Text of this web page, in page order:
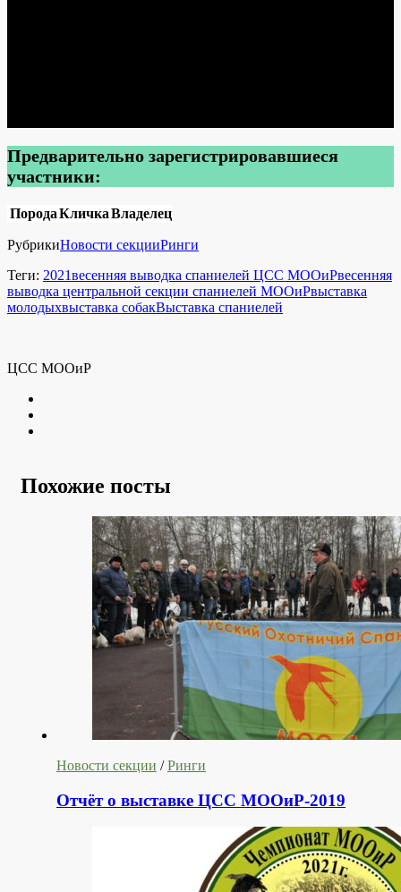
Предварительно зарегистрировавшиеся
участники:
ПородаКличкаВладелец
РубрикиНовости секцииРинги
Теги: 2021весенняя выводка спаниелей ЦСС МООиРвесенняя
выводка центральной секции спаниелей МООиРвыставка
молодыхвыставка собакВыставка спаниелей
ЦСС МООиР
Похожие посты
Новости секции /Ринги
Отчёт о выставке ЦСС МООиР-2019